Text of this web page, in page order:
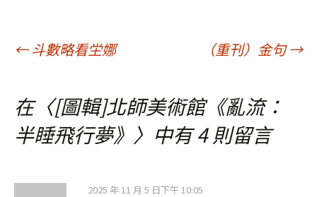
文
章
導
←斗數略看坣娜 （重刊）金句→
在〈[圖輯]北師美術館《亂流：
半睡飛行夢》 〉中有 4 則留言
2025 年 11 月 5 日下午 10:05